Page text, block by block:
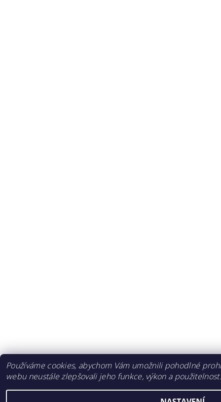
Používáme cookies, abychom Vám umožnili pohodlné
webu neustále zlepšovali jeho funkce, výkon a použitelnost.